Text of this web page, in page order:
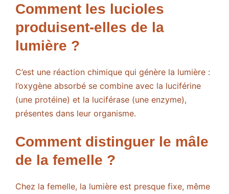
Comment les lucioles
produisent-elles de la
lumière ?
C’est une réaction chimique qui génère la lumière :
l’oxygène absorbé se combine avec la luciférine
(une protéine) et la luciférase (une enzyme),
présentes dans leur organisme.
Comment distinguer le mâle
de la femelle ?
Chez la femelle, la lumière est presque fixe, même